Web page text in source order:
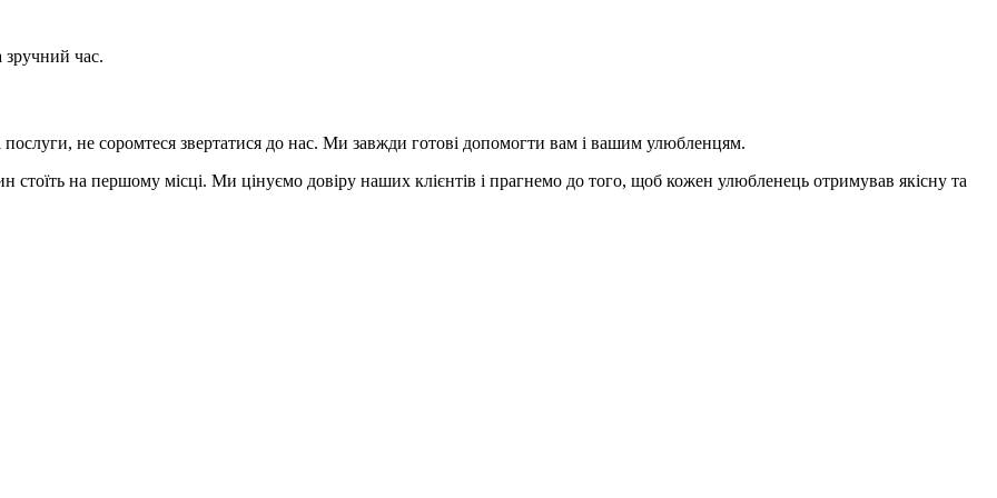
зручний час.
не соромтеся звертатися до нас. Ми завжди готові допомогти вам і вашим улюбленцям.
стоїть на першому місці. Ми цінуємо довіру наших клієнтів і прагнемо до того, щоб кожен улюбленець отримував якісну та